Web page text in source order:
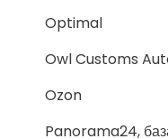
Optimal
Owl Customs
Ozon
Panorama24,